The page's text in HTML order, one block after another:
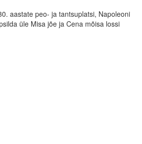
aastate peo- ja tantsuplatsi, Napoleoni
üle Misa jõe ja Cena mõisa lossi